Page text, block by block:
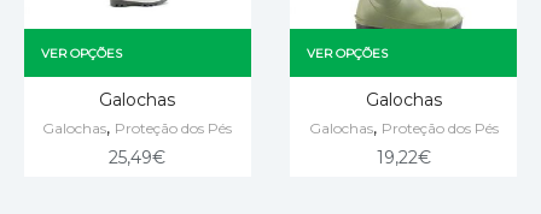
VER OPÇÕES
Galochas
Galochas, Proteção dos Pés
25,49€
VER OPÇÕES
Galochas
Galochas, Proteção dos Pés
19,22€